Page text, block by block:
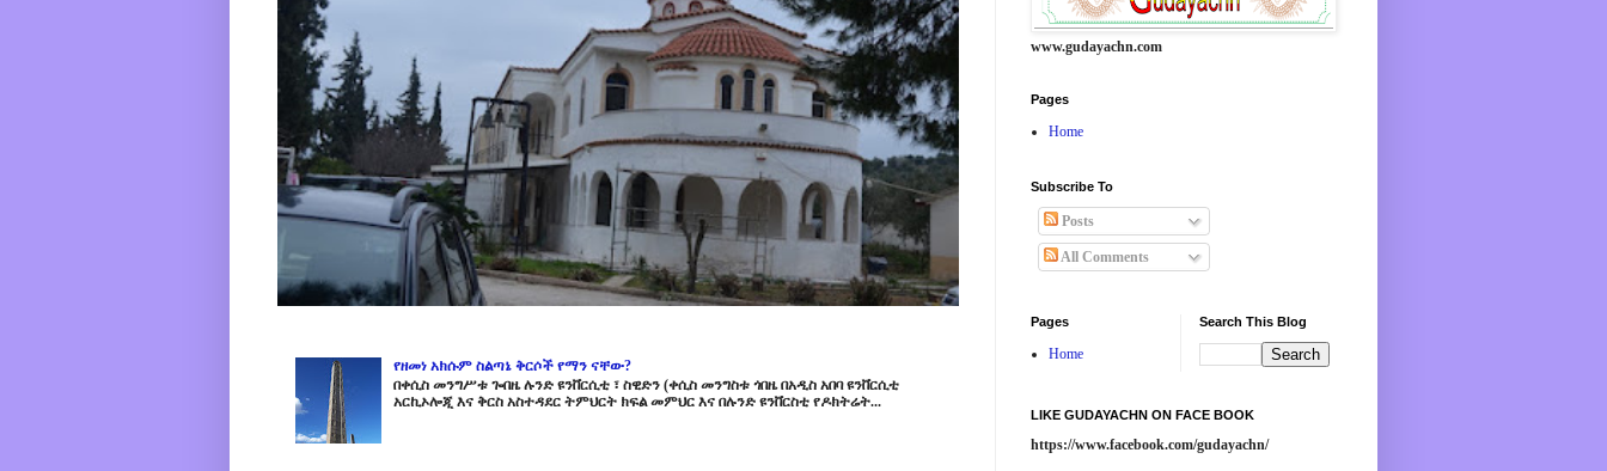
የዘመነ አክሱም ስልጣኔ ቅርሶች የማን ናቸው?
በቀሲስ መንግሥቱ ጐበዜ ሉንድ ዩንቨርሲቲ ፣ ስዊድን (ቀሲስ መንግስቱ ጎበዜ በአዲስ አበባ ዩንቨርሲቲ
አርኪኦሎጂ እና ቅርስ አስተዳደር ትምህርት ክፍል መምህር እና በሉንድ ዩንቨርስቲ የዶክትሬት...
www.gudayachn.com
Pages
Home
Subscribe To
Posts
All Comments
Pages
Home
Search This Blog
LIKE GUDAYACHN ON FACE BOOK
https://www.facebook.com/gudayachn/